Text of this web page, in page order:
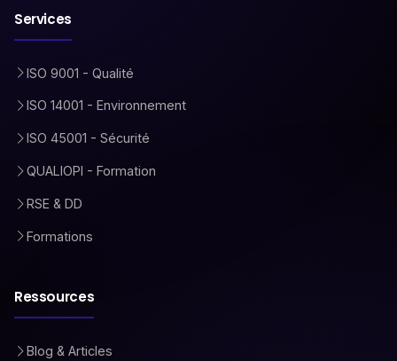
Services
ISO 9001 - Qualité
ISO 14001 - Environnement
ISO 45001 - Sécurité
QUALIOPI - Formation
RSE & DD
Formations
Ressources
Blog & Articles